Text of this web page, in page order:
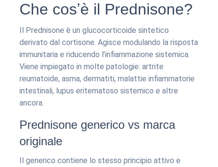
Che cosʼè il Prednisone?
Il Prednisone è un glucocorticoide sintetico
derivato dal cortisone. Agisce modulando la risposta
immunitaria e riducendo l’infiammazione sistemica.
Viene impiegato in molte patologie: artrite
reumatoide, asma, dermatiti, malattie infiammatorie
intestinali, lupus eritematoso sistemico e altre
ancora.
Prednisone generico vs marca
originale
Il generico contiene lo stesso principio attivo e